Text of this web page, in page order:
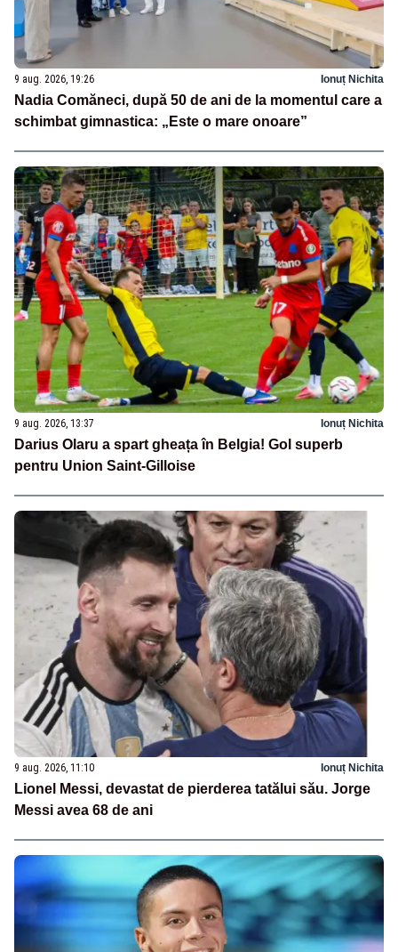
9 aug. 2026, 19:26 Ionuț Nichita
Nadia Comăneci, după 50 de ani de la momentul care a
schimbat gimnastica: „Este o mare onoare”
9 aug. 2026, 13:37 Ionuț Nichita
Darius Olaru a spart gheața în Belgia! Gol superb
pentru Union Saint-Gilloise
9 aug. 2026, 11:10 Ionuț Nichita
Lionel Messi, devastat de pierderea tatălui său. Jorge
Messi avea 68 de ani